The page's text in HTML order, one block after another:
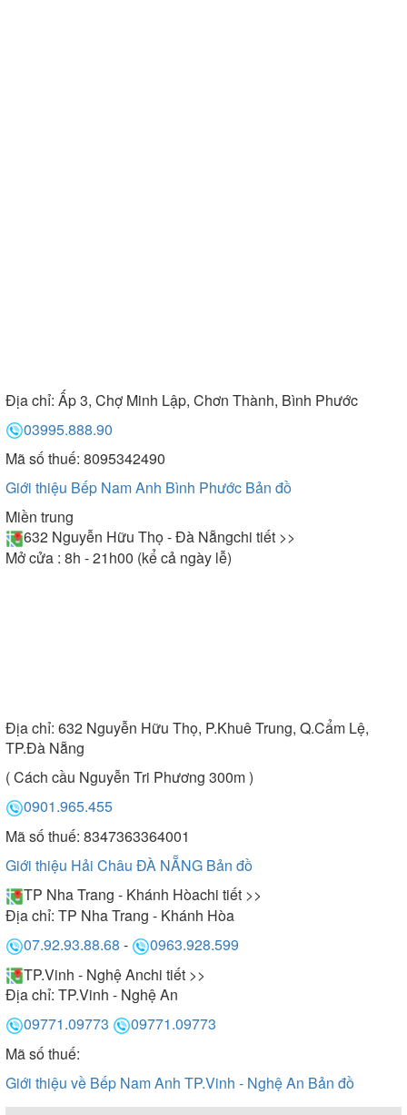
Địa chỉ: Ấp 3, Chợ Minh Lập, Chơn Thành, Bình Phước
03995.888.90
Mã số thuế: 8095342490
Giới thiệu Bếp Nam Anh Bình Phước Bản đồ
Miền trung
632 Nguyễn Hữu Thọ - Đà Nẵngchi tiết >>
Mở cửa : 8h - 21h00 (kể cả ngày lễ)
Địa chỉ: 632 Nguyễn Hữu Thọ, P.Khuê Trung, Q.Cẩm Lệ,
TP.Đà Nẵng
( Cách cầu Nguyễn Tri Phương 300m )
0901.965.455
Mã số thuế: 8347363364001
Giới thiệu Hải Châu ĐÀ NẴNG Bản đồ
TP Nha Trang - Khánh Hòachi tiết >>
Địa chỉ: TP Nha Trang - Khánh Hòa
07.92.93.88.68 -
0963.928.599
TP.Vinh - Nghệ Anchi tiết >>
Địa chỉ: TP.Vinh - Nghệ An
09771.09773
09771.09773
Mã số thuế:
Giới thiệu về Bếp Nam Anh TP.Vinh - Nghệ An Bản đồ